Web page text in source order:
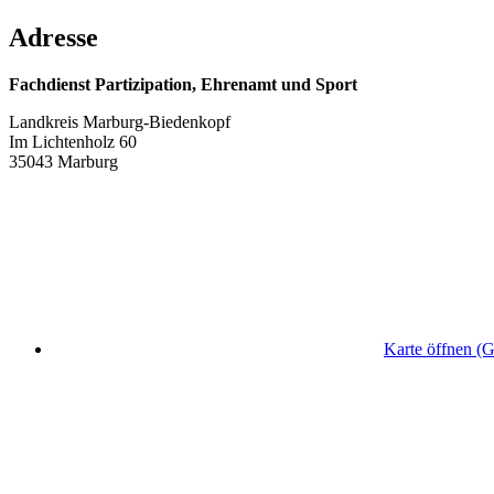
Adresse
Fachdienst Partizipation, Ehrenamt und Sport
Landkreis Marburg-Biedenkopf
Im Lichtenholz 60
35043 Marburg
Karte öffnen